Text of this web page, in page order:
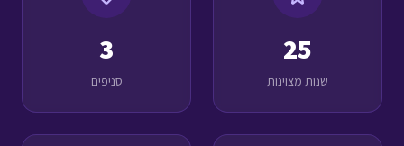
25
שנות מצוינות
3
סניפים